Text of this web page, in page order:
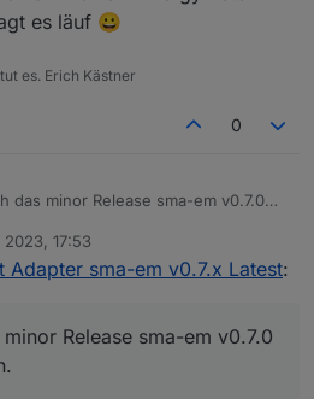
es läuf 😀
es. Erich Kästner
0
das minor Release sma-em v0.7.0
ich auch den Titel dieses Threads
betrachte ich als "feature
soll nach der Testphase als major
2023, 17:53
Adapter sma-em v0.7.x Latest:
Release sma-em v0.7.0